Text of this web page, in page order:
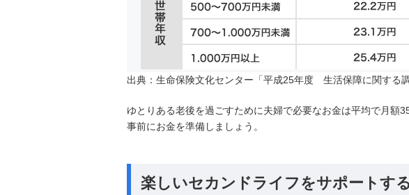
出典：生命保険文化センター「平成25年度 生活保障に関する調
ゆとりある老後を過ごすために夫婦で必要なお金は平均で月額
事前にお金を準備しましょう。
楽しいセカンドライフをサポートす